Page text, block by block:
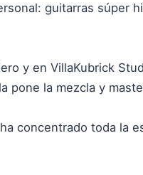
guitarras súper
y en VillaKubrick
pone la mezcla y
concentrado toda la